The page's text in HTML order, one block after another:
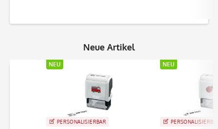
Neue Artikel
PERSONALISIERBAR PERSONALISIERBAR